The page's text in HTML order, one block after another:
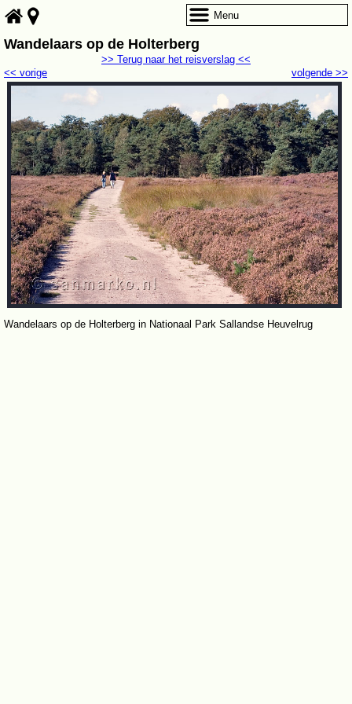
Wandelaars op de Holterberg
volgende >>
<< vorige
>> Terug naar het reisverslag <<
Wandelaars op de Holterberg in Nationaal Park Sallandse Heuvelrug
Menu